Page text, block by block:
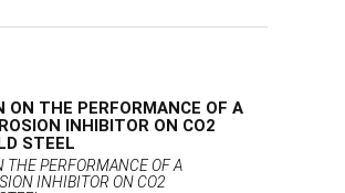
ON THE PERFORMANCE OF A
INHIBITOR ON CO2
STEEL
THE PERFORMANCE OF A
INHIBITOR ON CO2